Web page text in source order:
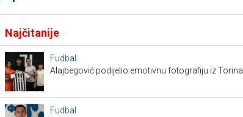
Najčitanije
Fudbal
Alajbegović podijelio emotivnu fotografiju iz Torina
Fudbal